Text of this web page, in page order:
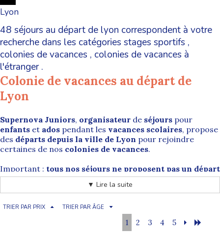
Lyon
48 séjours au départ de lyon correspondent à votre
recherche dans les catégories stages sportifs ,
colonies de vacances , colonies de vacances à
l'étranger.
Colonie de vacances au départ de
Lyon
Supernova Juniors, organisateur de séjours pour
enfants et ados pendant les vacances scolaires, propose
des départs depuis la ville de Lyon pour rejoindre
certaines de nos colonies de vacances.
Important : tous nos séjours ne proposent pas un départ
depuis Lyon. Les colonies concernées sont à découvrir
et sur les fiches programmes
Selon les périodes, les enfants peuvent partir sur des
,summer camps , séjours
▼ Lire la suite
TRIER PAR PRIX TRIER PAR ÂGE
1 2 3 4 5